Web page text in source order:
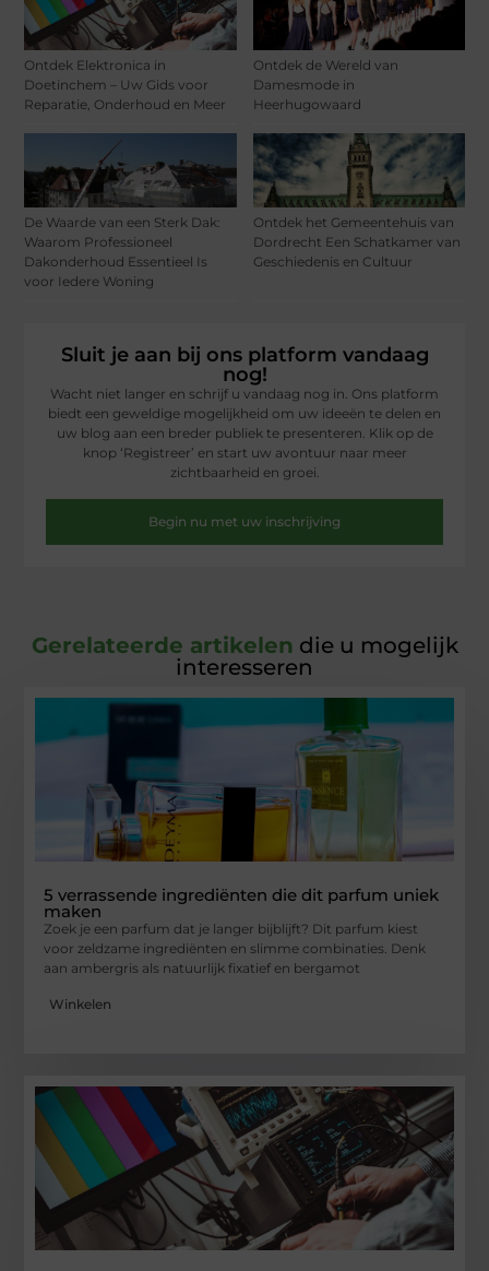
Ontdek Elektronica in
Doetinchem – Uw Gids voor
Reparatie, Onderhoud en Meer
Ontdek de Wereld van
Damesmode in
Heerhugowaard
De Waarde van een Sterk Dak:
Waarom Professioneel
Dakonderhoud Essentieel Is
voor Iedere Woning
Ontdek het Gemeentehuis van
Dordrecht Een Schatkamer van
Geschiedenis en Cultuur
Sluit je aan bij ons platform vandaag
nog!
Wacht niet langer en schrijf u vandaag nog in. Ons platform
biedt een geweldige mogelijkheid om uw ideeën te delen en
uw blog aan een breder publiek te presenteren. Klik op de
knop ‘Registreer’ en start uw avontuur naar meer
zichtbaarheid en groei.
Begin nu met uw inschrijving
Gerelateerde artikelen die u mogelijk
interesseren
5 verrassende ingrediënten die dit parfum uniek
maken
Zoek je een parfum dat je langer bijblijft? Dit parfum kiest
voor zeldzame ingrediënten en slimme combinaties. Denk
aan ambergris als natuurlijk fixatief en bergamot
Winkelen